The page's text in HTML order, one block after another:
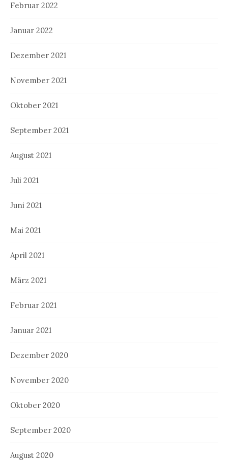
Februar 2022
Januar 2022
Dezember 2021
November 2021
Oktober 2021
September 2021
August 2021
Juli 2021
Juni 2021
Mai 2021
April 2021
März 2021
Februar 2021
Januar 2021
Dezember 2020
November 2020
Oktober 2020
September 2020
August 2020